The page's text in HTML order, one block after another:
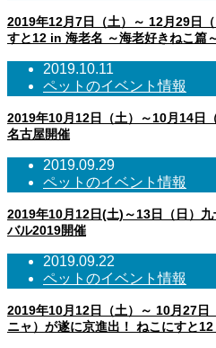
2019年12月7日（土）～ 12月29日
すと12 in 海老名 ～海老好きねこ篇
2019.10.11
ペットのイベント情報
2019年10月12日（土）～10月14日
名古屋開催
2019.09.29
ペットのイベント情報
2019年10月12日(土)～13日（日）
バル2019開催
2019.09.22
ペットのイベント情報
2019年10月12日（土）～ 10月27日
ニャ）が遂に京進出！ ねこにすと